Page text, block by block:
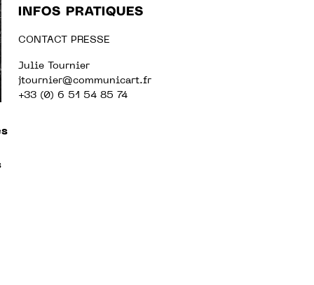
INFOS PRATIQUES
CONTACT PRESSE
Julie Tournier
jtournier@communicart.fr
+33 (0) 6 51 54 85 74